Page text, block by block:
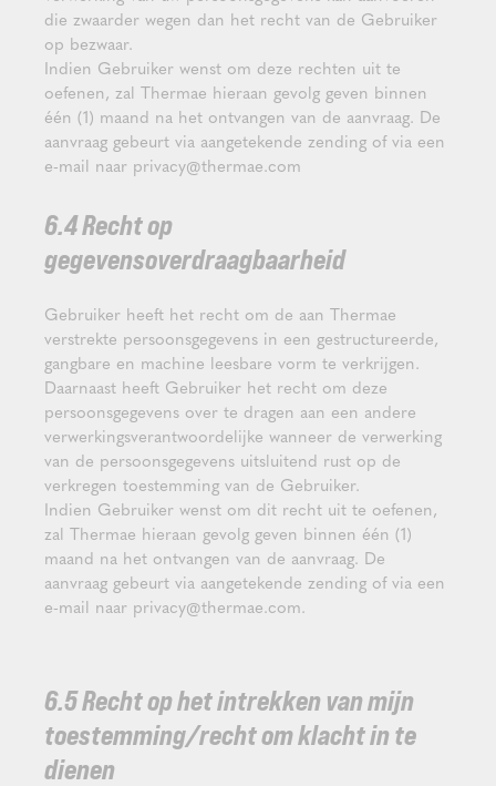
die zwaarder wegen dan het recht van de Gebruiker
op bezwaar.
Indien Gebruiker wenst om deze rechten uit te
oefenen, zal Thermae hieraan gevolg geven binnen
één (1) maand na het ontvangen van de aanvraag. De
aanvraag gebeurt via aangetekende zending of via een
e-mail naar privacy@thermae.com
6.4 Recht op
gegevensoverdraagbaarheid
Gebruiker heeft het recht om de aan Thermae
verstrekte persoonsgegevens in een gestructureerde,
gangbare en machine leesbare vorm te verkrijgen.
Daarnaast heeft Gebruiker het recht om deze
persoonsgegevens over te dragen aan een andere
verwerkingsverantwoordelijke wanneer de verwerking
van de persoonsgegevens uitsluitend rust op de
verkregen toestemming van de Gebruiker.
Indien Gebruiker wenst om dit recht uit te oefenen,
zal Thermae hieraan gevolg geven binnen één (1)
maand na het ontvangen van de aanvraag. De
aanvraag gebeurt via aangetekende zending of via een
e-mail naar privacy@thermae.com.
6.5 Recht op het intrekken van mijn
toestemming/recht om klacht in te
dienen